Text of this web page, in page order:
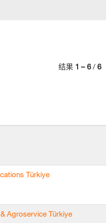
结果 1 – 6/ 6
Türkiye
Agroservice Türkiye